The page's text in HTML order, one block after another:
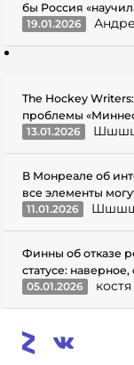
бы Россия
19.01.2026
The Hockey
проблемы
13.01.2026
В Монреале об
все элементы
11.01.2026
Финны об отказе
статусе:
05.01.2026